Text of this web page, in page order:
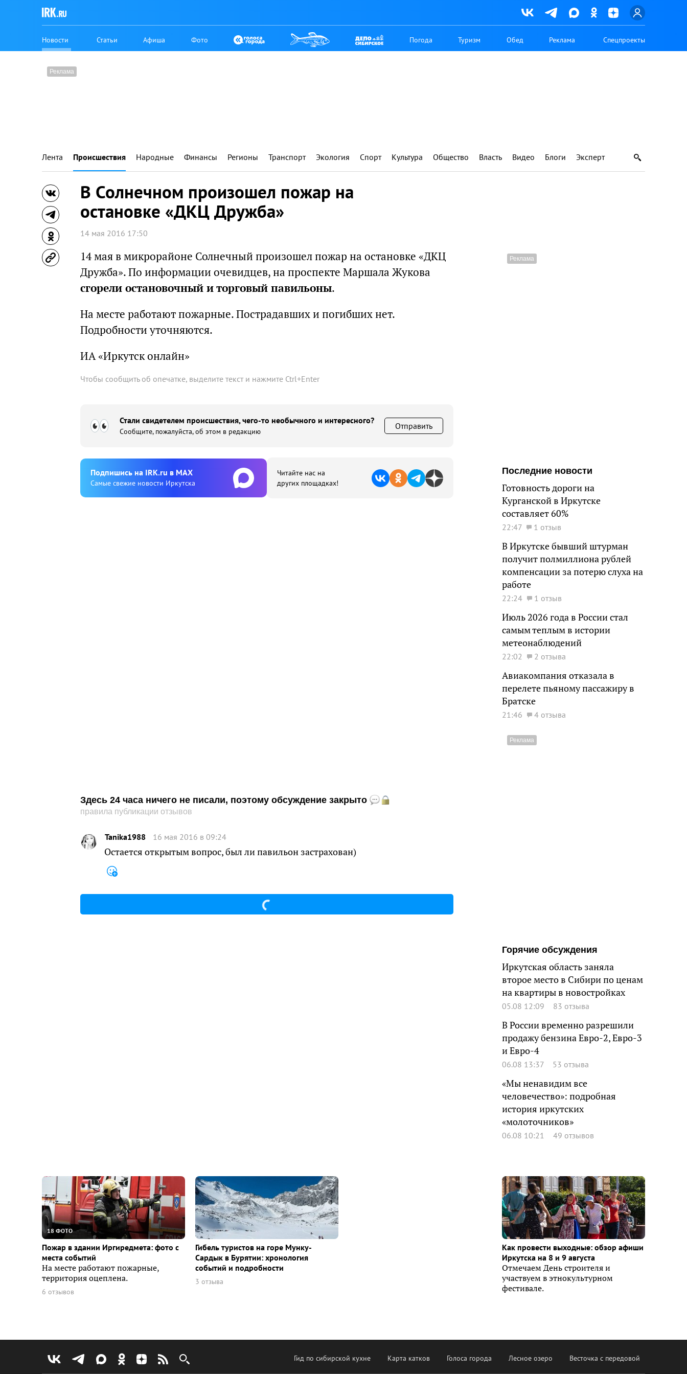
Новости Статьи Афиша Фото Погода Туризм Обед Реклама Спецпроекты
Лента Происшествия Народные Финансы Регионы Транспорт Экология Спорт Культура Общество Власть Видео Блоги Эксперт
В Солнечном произошел пожар на
остановке «ДКЦ Дружба»
14 мая 2016 17:50
14 мая в микрорайоне Солнечный произошел пожар на остановке «ДКЦ
Дружба». По информации очевидцев, на проспекте Маршала Жукова
сгорели остановочный и торговый павильоны.
На месте работают пожарные. Пострадавших и погибших нет.
Подробности уточняются.
ИА «Иркутск онлайн»
Чтобы сообщить об опечатке, выделите текст и нажмите Ctrl+Enter
Стали свидетелем происшествия, чего-то необычного и интересного?
Сообщите, пожалуйста, об этом в редакцию
Отправить
Подпишиcь на IRK.ru в MAX
Cамые свежие новости Иркутска
Читайте нас на
других площадках!
Здесь 24 часа ничего не писали, поэтому обсуждение закрыто
правила публикации отзывов
Tanika1988 16 мая 2016 в 09:24
Остается открытым вопрос, был ли павильон застрахован)
Последние новости
Готовность дороги на
Курганской в Иркутске
составляет 60%
22:47 1 отзыв
В Иркутске бывший штурман
получит полмиллиона рублей
компенсации за потерю слуха на
работе
22:24 1 отзыв
Июль 2026 года в России стал
самым теплым в истории
метеонаблюдений
22:02 2 отзыва
Авиакомпания отказала в
перелете пьяному пассажиру в
Братске
21:46 4 отзыва
Горячие обсуждения
Иркутская область заняла
второе место в Сибири по ценам
на квартиры в новостройках
05.08 12:09 83 отзыва
В России временно разрешили
продажу бензина Евро-2, Евро-3
и Евро-4
06.08 13:37 53 отзыва
«Мы ненавидим все
человечество»: подробная
история иркутских
«молоточников»
06.08 10:21 49 отзывов
18 ФОТО
Пожар в здании Иргиредмета: фото с
места событий
На месте работают пожарные,
территория оцеплена.
6 отзывов
Гибель туристов на горе Мунку-
Сардык в Бурятии: хронология
событий и подробности
3 отзыва
Как провести выходные: обзор афиши
Иркутска на 8 и 9 августа
Отмечаем День строителя и
участвуем в этнокультурном
фестивале.
Гид по сибирской кухне Карта катков Голоса города Лесное озеро Весточка с передовой